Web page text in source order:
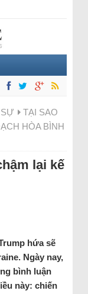
TẠI SAO
HÒA BÌNH
lại kế
hứa sẽ
Ngày nay,
bình luận
này: chiến